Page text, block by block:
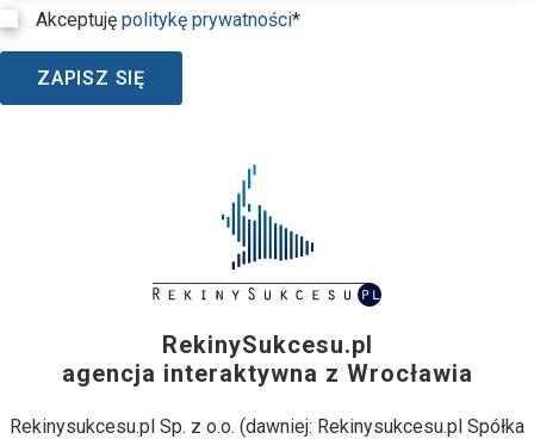
Akceptuję politykę prywatności*
ZAPISZ SIĘ
RekinySukcesu.pl
agencja interaktywna z Wrocławia
Rekinysukcesu.pl Sp. z o.o. (dawniej: Rekinysukcesu.pl Spółka